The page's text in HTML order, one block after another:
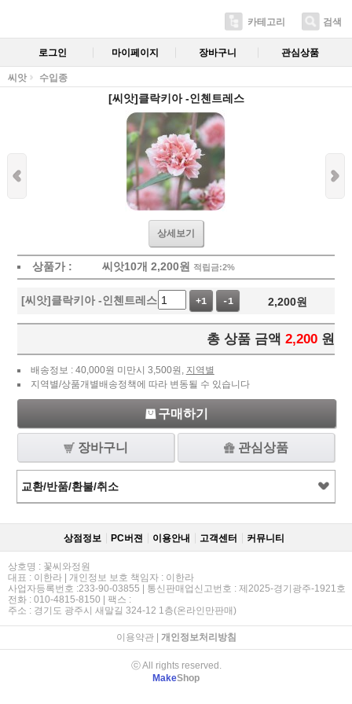
카테고리 검색
로그인 마이페이지 장바구니 관심상품
씨앗 수입종
[씨앗]클락키아 -인첸트레스
상세보기
상품가 : 씨앗10개 2,200원 적립금:2%
[씨앗]클락키아 -인첸트레스 +1 -1 2,200원
총 상품 금액 2,200 원
배송정보 : 40,000원 미만시 3,500원, 지역별
지역별/상품개별배송정책에 따라 변동될 수 있습니다
구매하기
장바구니 관심상품
교환/반품/환불/취소
상점정보 PC버젼 이용안내 고객센터 커뮤니티
상호명 : 꽃씨와정원
대표 : 이한라 | 개인정보 보호 책임자 : 이한라
사업자등록번호 :233-90-03855 | 통신판매업신고번호 : 제2025-경기광주-1921호
전화 : 010-4815-8150 | 팩스 :
주소 : 경기도 광주시 새말길 324-12 1층(온라인만판매)
이용약관| 개인정보처리방침
ⓒ All rights reserved.
MakeShop